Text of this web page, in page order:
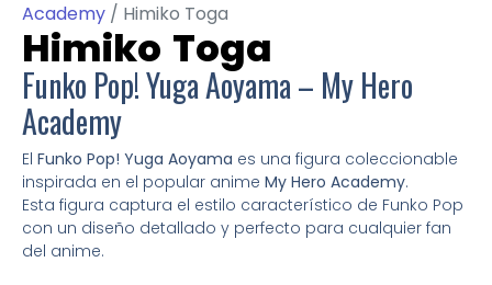
Academy / Himiko Toga
Himiko Toga
Funko Pop! Yuga Aoyama – My Hero
Academy
El Funko Pop! Yuga Aoyama es una figura coleccionable
inspirada en el popular anime My Hero Academy.
Esta figura captura el estilo característico de Funko Pop
con un diseño detallado y perfecto para cualquier fan
del anime.